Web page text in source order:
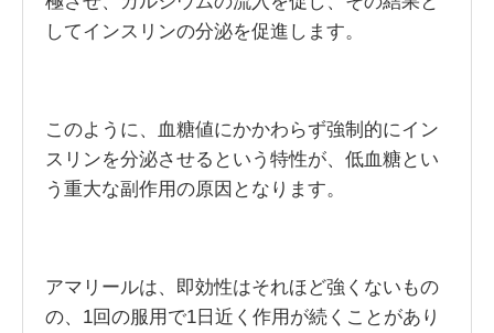
してインスリンの分泌を促進します。
このように、血糖値にかかわらず強制的にイン
スリンを分泌させるという特性が、低血糖とい
う重大な副作用の原因となります。
アマリールは、即効性はそれほど強くないもの
の、1回の服用で1日近く作用が続くことがあり